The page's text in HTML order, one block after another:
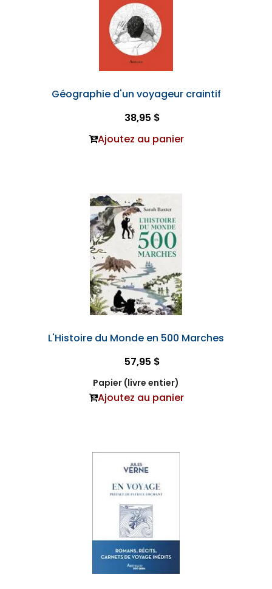
Géographie d'un voyageur craintif
38,95 $
Ajoutez au panier
L'Histoire du Monde en 500 Marches
57,95 $
Papier (livre entier)
Ajoutez au panier